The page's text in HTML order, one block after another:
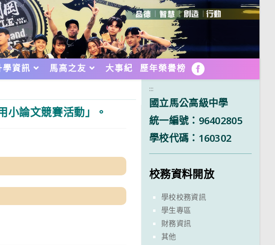
學資訊 馬高之友 大事紀 歷年榮譽榜 FB
小論文競賽活動」。
:::
國立馬公高級中學
統一編號：96402805
學校代碼：160302
校務資料開放
學校校務資訊
學生專區
財務資訊
其他